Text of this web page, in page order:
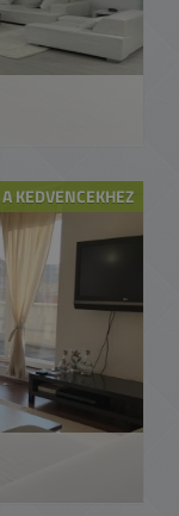
KEDVENCEKHEZ